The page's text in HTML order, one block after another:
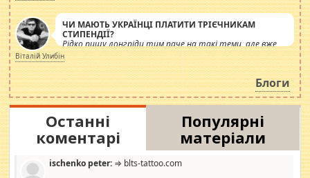
ЧИ МАЮТЬ УКРАЇНЦІ ПЛАТИТИ ТРІЄЧНИКАМ
СТИПЕНДІЇ?
Рідко пишу лонгріди тим паче на такі теми, але вже
просто дістало! Обурюють сьогоднішні інсенуації
навколо стипендіального питання. Штучно
роздувається ще одна соціальна катастрофа.
Віталій Улибін
Блоги
Останні
коментарі
Популярні
матеріали
ischenko peter: ⇒ blts-tattoo.com